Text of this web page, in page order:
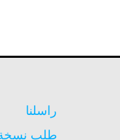
راسلنا
طلب نسخة